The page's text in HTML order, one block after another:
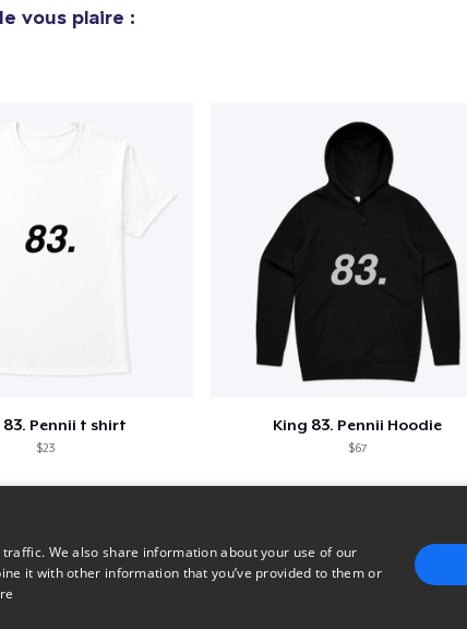
vous plaire :
83. Pennii t shirt
$23
King 83. Pennii Hoodie
$67
We also share information about your use of our
it with other information that you’ve provided to them or